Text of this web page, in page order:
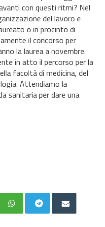
con questi ritmi? Nel
del lavoro e
o in procinto di
il concorso per
la laurea a novembre.
in atto il percorso per la
facoltà di medicina, del
Attendiamo la
sanitaria per dare una